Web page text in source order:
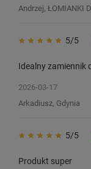
Andrzej, ŁOMIANKI
5/5
Idealny zamiennik
2026-03-17
Arkadiusz, Gdynia
5/5
Produkt super